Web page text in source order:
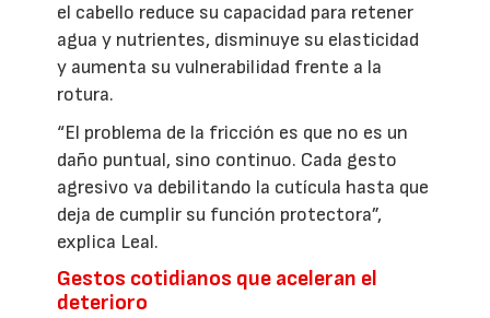
el cabello reduce su capacidad para retener
agua y nutrientes, disminuye su elasticidad
y aumenta su vulnerabilidad frente a la
rotura.
“El problema de la fricción es que no es un
daño puntual, sino continuo. Cada gesto
agresivo va debilitando la cutícula hasta que
deja de cumplir su función protectora”,
explica Leal.
Gestos cotidianos que aceleran el
deterioro